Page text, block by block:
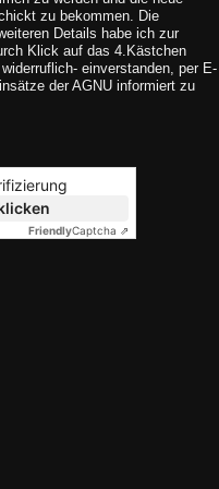
zu bekommen. Die
Details habe ich zur
Klick auf das 4.Kästchen
einverstanden, per E-
der AGNU informiert zu
FriendlyCaptcha ⇗